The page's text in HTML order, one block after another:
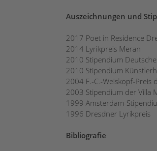
Auszeichnungen und
2017 Poet in Residence
2014 Lyrikpreis Meran
2010 Stipendium
2010 Stipendium
2004 F.-C.-Weiskopf-Preis
2003 Stipendium der Villa
1999 Amsterdam-
1996 Dresdner Lyrikpreis
Bibliografie